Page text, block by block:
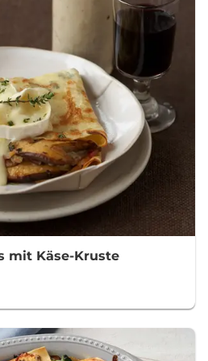
mit Käse-Kruste